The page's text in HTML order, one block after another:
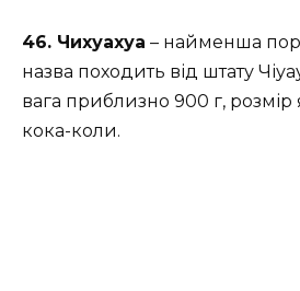
46. Чихуахуа – найменша
назва походить від штату
вага приблизно 900 г, розмір
кока-коли.